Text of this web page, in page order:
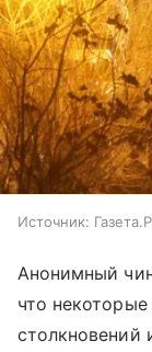
Источник:
Анонимный
что
столкновений